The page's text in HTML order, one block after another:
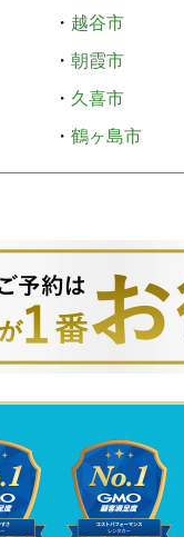
・ 越谷市
・ 朝霞市
・ 久喜市
・ 鶴ヶ島市